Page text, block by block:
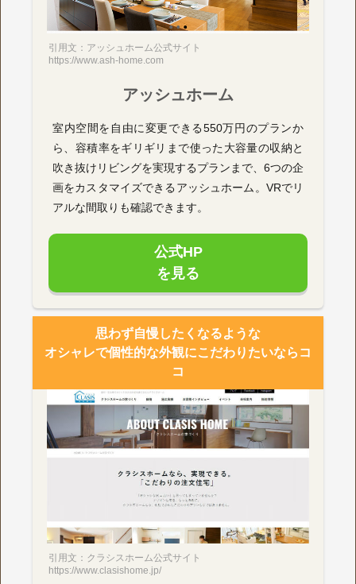
引用文：アッシュホーム公式サイト
https://www.ash-home.com
アッシュホーム
室内空間を自由に変更できる550万円のプランか
ら、容積率をギリギリまで使った大容量の収納と
吹き抜けリビングを実現するプランまで、6つの企
画をカスタマイズできるアッシュホーム。VRでリ
アルな間取りも確認できます。
公式HP
を見る
思わず自慢したくなるような
オシャレで個性的な外観にこだわりたいならコ
コ
引用文：クラシスホーム公式サイト
https://www.clasishome.jp/